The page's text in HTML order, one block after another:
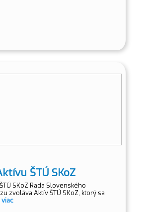
ŠTÚ SKoZ
SKoZ Rada Slovenského
zvoláva Aktív ŠTÚ SKoZ, ktorý sa